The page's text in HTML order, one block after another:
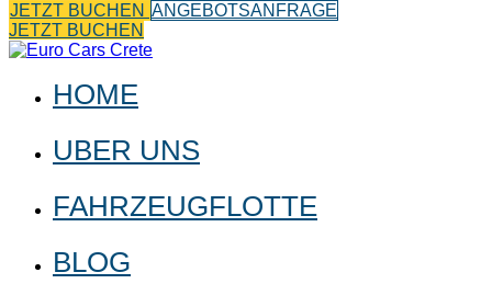
JETZT BUCHEN ANGEBOTSANFRAGE
JETZT BUCHEN
HOME
UBER UNS
FAHRZEUGFLOTTE
BLOG